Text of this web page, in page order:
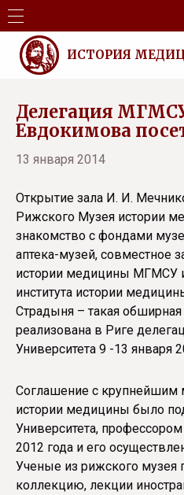
ИСТОРИЯ
Делегация
Евдокимова
13 января 2014
Открытие зала И. И.
Рижского Музея истории
знакомство с фондами
аптека-музей, совместное
истории медицины МГМСУ
института истории
Страдыня – такая
реализована в Риге
Университета 9 -13 января
Соглашение с
истории медицины было
Университета,
2012 года и его
Ученые из рижского музея
коллекцию, лекции